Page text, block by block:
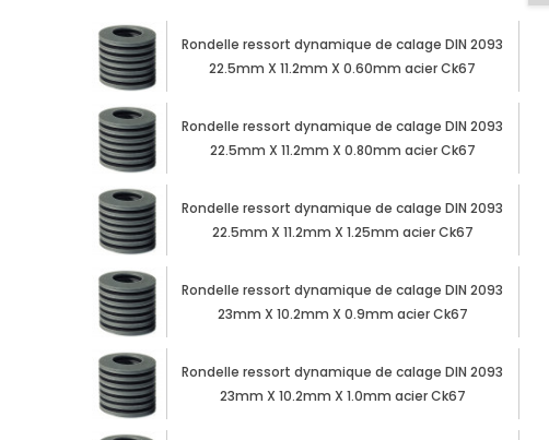
Rondelle ressort dynamique de calage DIN 2093
22.5mm X 11.2mm X 0.60mm acier Ck67
Rondelle ressort dynamique de calage DIN 2093
22.5mm X 11.2mm X 0.80mm acier Ck67
Rondelle ressort dynamique de calage DIN 2093
22.5mm X 11.2mm X 1.25mm acier Ck67
Rondelle ressort dynamique de calage DIN 2093
23mm X 10.2mm X 0.9mm acier Ck67
Rondelle ressort dynamique de calage DIN 2093
23mm X 10.2mm X 1.0mm acier Ck67